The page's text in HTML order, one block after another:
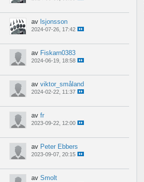
av lsjonsson
2024-07-26, 17:42
av Fiskarn0383
2024-06-19, 18:58
av viktor_småland
2024-02-22, 11:37
av fr
2023-09-22, 12:00
av Peter Ebbers
2023-09-07, 20:15
av Smolt